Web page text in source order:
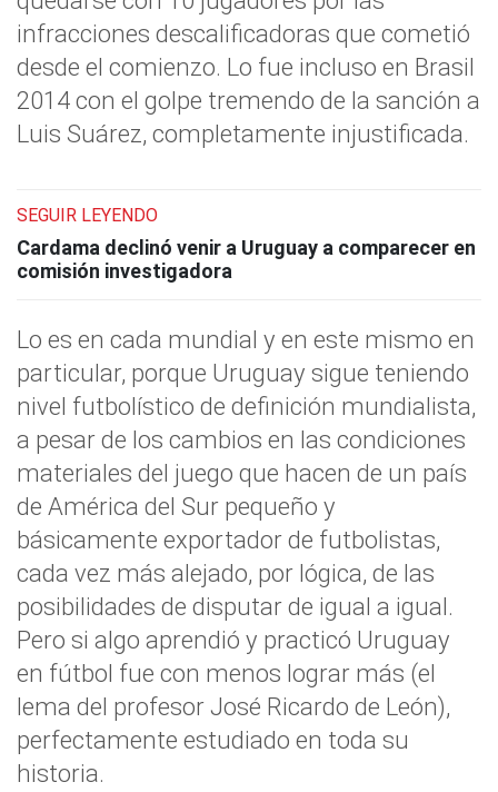
infracciones descalificadoras que cometió
desde el comienzo. Lo fue incluso en Brasil
2014 con el golpe tremendo de la sanción a
Luis Suárez, completamente injustificada.
SEGUIR LEYENDO
Cardama declinó venir a Uruguay a comparecer en
comisión investigadora
Lo es en cada mundial y en este mismo en
particular, porque Uruguay sigue teniendo
nivel futbolístico de definición mundialista,
a pesar de los cambios en las condiciones
materiales del juego que hacen de un país
de América del Sur pequeño y
básicamente exportador de futbolistas,
cada vez más alejado, por lógica, de las
posibilidades de disputar de igual a igual.
Pero si algo aprendió y practicó Uruguay
en fútbol fue con menos lograr más (el
lema del profesor José Ricardo de León),
perfectamente estudiado en toda su
historia.